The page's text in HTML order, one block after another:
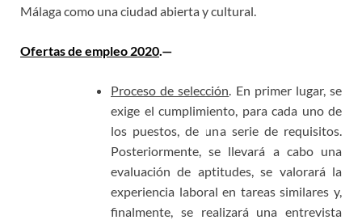
Málaga como una ciudad abierta y cultural.
Ofertas de empleo 2020 .—
Proceso de selección . En primer lugar, se
exige el cumplimiento, para cada uno de
los puestos, de una serie de requisitos.
Posteriormente, se llevará a cabo una
evaluación de aptitudes, se valorará la
experiencia laboral en tareas similares y,
finalmente, se realizará una entrevista